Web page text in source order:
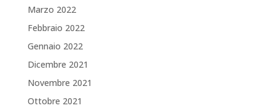
Marzo 2022
Febbraio 2022
Gennaio 2022
Dicembre 2021
Novembre 2021
Ottobre 2021